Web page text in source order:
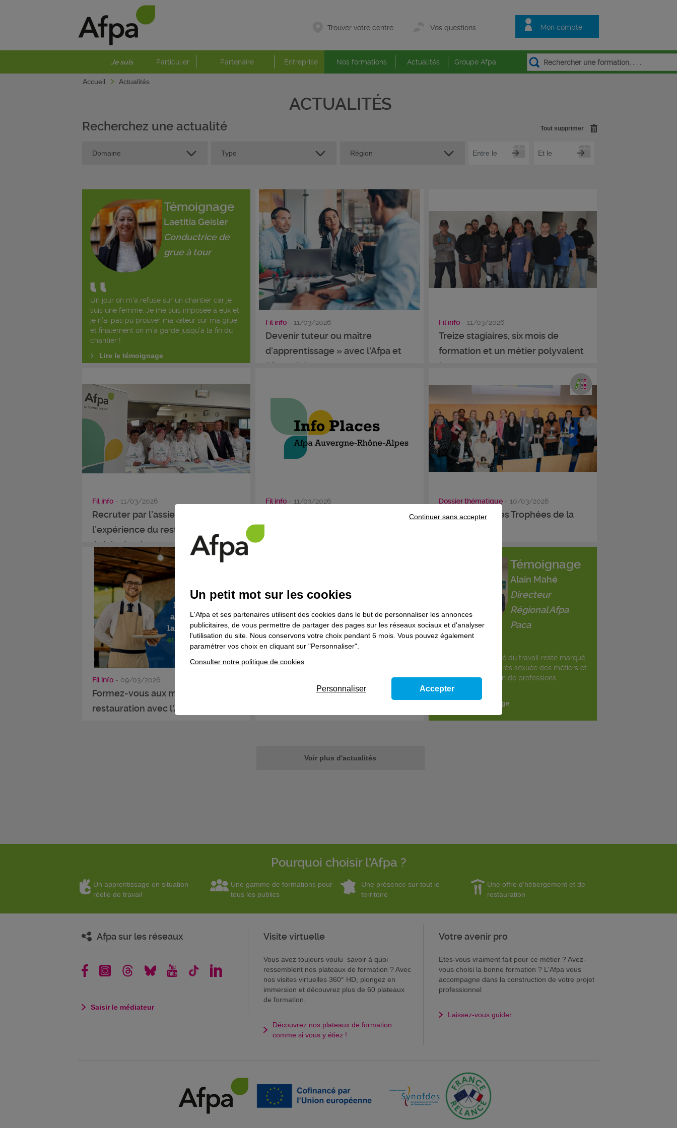
Mon compte
Trouver votre centre Vos questions
Je suis Particulier Partenaire Entreprise Nos formations Actualités Groupe Afpa
Accueil Actualités
ACTUALITÉS
Recherchez une actualité Tout supprimer
Témoignage
Laetitia Geisler
Conductrice de
grue à tour
Un jour on m’a refusé sur un chantier car je
suis une femme. Je me suis imposée à eux et
je n’ai pas pu prouver ma valeur sur ma grue
et finalement on m’a gardé jusqu’à la fin du
chantier !
Lire le témoignage
Fil info - 11/03/2026
Devenir tuteur ou maître
d’apprentissage » avec l’Afpa et
l’Opco Atlas
Fil info - 11/03/2026
Treize stagiaires, six mois de
formation et un métier polyvalent
à ...
Fil info - 11/03/2026
Recruter par l’assiette :
l’expérience du restaurant
éphémère à ...
Fil info - 11/03/2026
Info places Afpa AURA - Mars 2026
Dossier thématique - 10/03/2026
Les lauréats des Trophées de la
Fil info - 09/03/2026
Formez-vous aux métiers de la
restauration avec l'Afpa ...
Mixité des métiers : 4 parcours
Témoignage
Alain Mahé
Directeur
Régional Afpa
Paca
En France, le marché du travail reste marqué
par une répartition très sexuée des métiers et
une faible proportion de professions
réellement mixtes.
Lire le témoignage
Voir plus d'actualités
Pourquoi choisir l'Afpa ?
Un apprentissage en situation
réelle de travail
Une gamme de formations pour
tous les publics
Une présence sur tout le
territoire
Une offre d'hébergement et de
restauration
Afpa sur les réseaux
Saisir le médiateur
Visite virtuelle
Vous avez toujours voulu savoir à quoi
ressemblent nos plateaux de formation ? Avec
nos visites virtuelles 360° HD, plongez en
immersion et découvrez plus de 60 plateaux
de formation.
Découvrez nos plateaux de formation
comme si vous y étiez !
Votre avenir pro
Etes-vous vraiment fait pour ce métier ? Avez-
vous choisi la bonne formation ? L'Afpa vous
accompagne dans la construction de votre projet
professionnel
Laissez-vous guider
Un petit mot sur les cookies
L'Afpa et ses partenaires utilisent des cookies dans le but de personnaliser les annonces
publicitaires, de vous permettre de partager des pages sur les réseaux sociaux et d'analyser
l'utilisation du site. Nous conservons votre choix pendant 6 mois. Vous pouvez également
paramétrer vos choix en cliquant sur "Personnaliser".
Consulter notre politique de cookies
Continuer sans accepter
Personnaliser Accepter